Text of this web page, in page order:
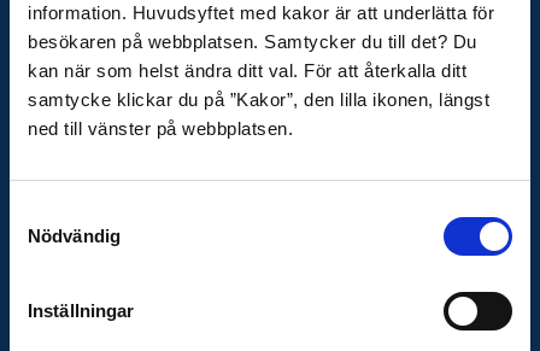
information. Huvudsyftet med kakor är att underlätta för
besökaren på webbplatsen. Samtycker du till det? Du
kan när som helst ändra ditt val. För att återkalla ditt
samtycke klickar du på ”Kakor”, den lilla ikonen, längst
ned till vänster på webbplatsen.
Nödvändig
Inställningar
raddningstjansten@rsgbg.se
Organisationsnummer
222000-0752
Tillgänglighetsredogörelse